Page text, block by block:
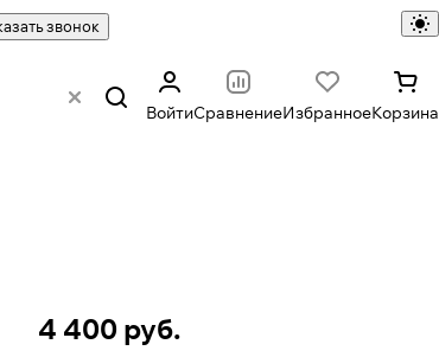
звонок
ВойтиСравнениеИзбранноеКорзина
4 400 руб.